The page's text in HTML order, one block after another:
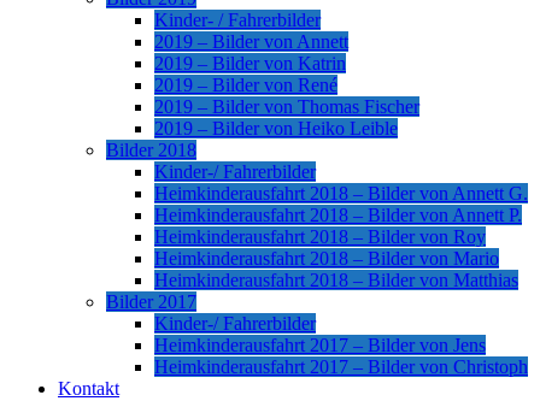
Kinder- / Fahrerbilder
2019 – Bilder von Annett
2019 – Bilder von Katrin
2019 – Bilder von René
2019 – Bilder von Thomas Fischer
2019 – Bilder von Heiko Leible
Bilder 2018
Kinder-/ Fahrerbilder
Heimkinderausfahrt 2018 – Bilder von Annett G.
Heimkinderausfahrt 2018 – Bilder von Annett P.
Heimkinderausfahrt 2018 – Bilder von Roy
Heimkinderausfahrt 2018 – Bilder von Mario
Heimkinderausfahrt 2018 – Bilder von Matthias
Bilder 2017
Kinder-/ Fahrerbilder
Heimkinderausfahrt 2017 – Bilder von Jens
Heimkinderausfahrt 2017 – Bilder von Christoph
Kontakt